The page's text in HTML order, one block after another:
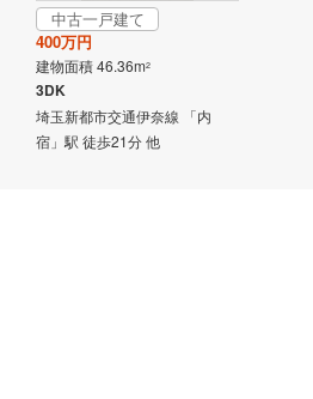
中古一戸建て
400万円
建物面積 46.36m2
3DK
埼玉新都市交通伊奈線 「内
宿」駅 徒歩21分 他